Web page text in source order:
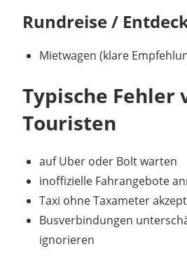
Rundreise /
Mietwagen (klare
Typische Fehler
Touristen
auf Uber oder Bolt warten
inoffizielle Fahrangebote
Taxi ohne Taxameter
Busverbindungen
ignorieren